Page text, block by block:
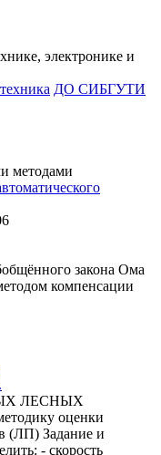
электронике и
ДО СИБГУТИ
методами
закона Ома
компенсации
ЛЕСНЫХ
оценки
(ЛП) Задание и
- скорость